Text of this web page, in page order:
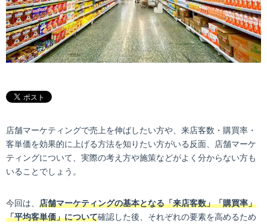
店舗マーケティングで売上を伸ばしたい方や、来店客数・購買率・
客単価を効果的に上げる方法を知りたい方がいる反面、店舗マーケ
ティングについて、実際の考え方や施策などがよく分からない方も
いることでしょう。
今回は、 店舗マーケティングの基本となる「来店客数」「購買率」
「平均客単価」について確認した後、それぞれの要素を高めるため